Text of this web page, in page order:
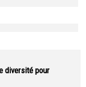
diversité pour